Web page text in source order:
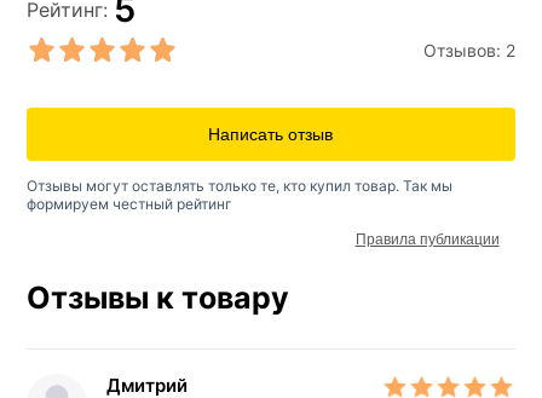
Отзывы к товару
Дмитрий
Рейтинг: 5
Отзывов: 2
Написать отзыв
Отзывы могут оставлять только те, кто купил товар. Так мы
формируем честный рейтинг
Правила публикации